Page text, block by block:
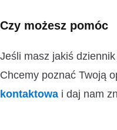
Czy możesz pomóc
Jeśli masz jakiś
Chcemy poznać Twoją
kontaktowa i daj nam